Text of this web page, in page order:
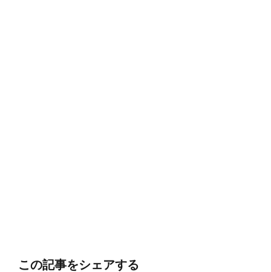
この記事をシェアする